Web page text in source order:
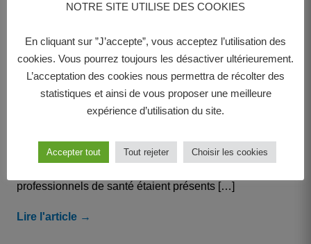
Santé • 21 octobre 2021
Rendez-vous à la 4e nuit des
chercheurs à Poitiers
Le mercredi 06 octobre s’est tenue la 4e Nuit des
Chercheurs au CHU de Poitiers. De nombreux
professionnels de santé étaient présents […]
Lire l'article →
NOTRE SITE UTILISE DES COOKIES
En cliquant sur ”J’accepte”, vous acceptez l’utilisation des
cookies. Vous pourrez toujours les désactiver ultérieurement.
L’acceptation des cookies nous permettra de récolter des
statistiques et ainsi de vous proposer une meilleure
expérience d’utilisation du site.
Accepter tout Tout rejeter Choisir les cookies